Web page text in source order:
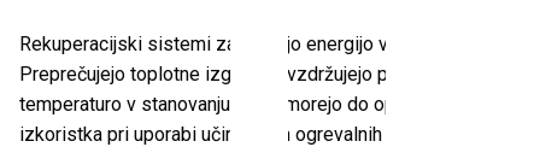
Rekuperacijski sistemi zadržujejo energijo v prostoru.
Preprečujejo toplotne izgube in vzdržujejo prijetno
temperaturo v stanovanju. Pripomorejo do optimalnega
izkoristka pri uporabi učinkovitih ogrevalnih sistemov, hkrati